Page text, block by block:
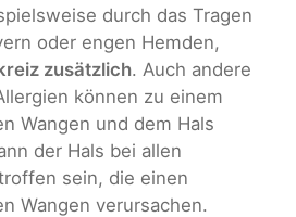
durch das Tragen
oder engen Hemden,
zusätzlich. Auch andere
können zu einem
Wangen und dem Hals
der Hals bei allen
sein, die einen
Wangen verursachen.